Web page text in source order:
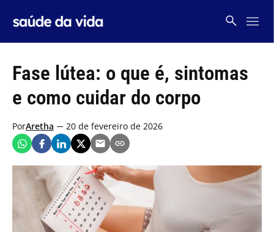
Fase lútea: o que é, sintomas
e como cuidar do corpo
PorAretha 20 de fevereiro de 2026